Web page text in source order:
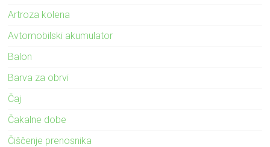
Artroza kolena
Avtomobilski akumulator
Balon
Barva za obrvi
Čaj
Čakalne dobe
Čiščenje prenosnika